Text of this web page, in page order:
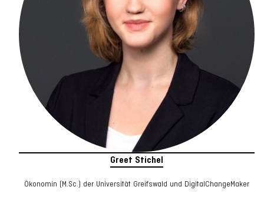
Greet Stichel
Ökonomin (M.Sc.) der Universität Greifswald und DigitalChangeMaker